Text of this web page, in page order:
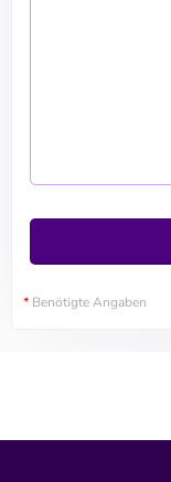
* Benötigte Angaben